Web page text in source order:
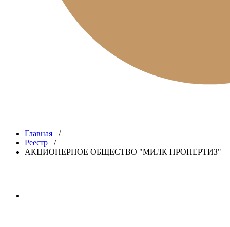
Главная
/
Реестр
/
АКЦИОНЕРНОЕ ОБЩЕСТВО "МИЛК ПРОПЕРТИЗ"